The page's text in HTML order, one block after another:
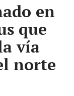
en
que
vía
norte